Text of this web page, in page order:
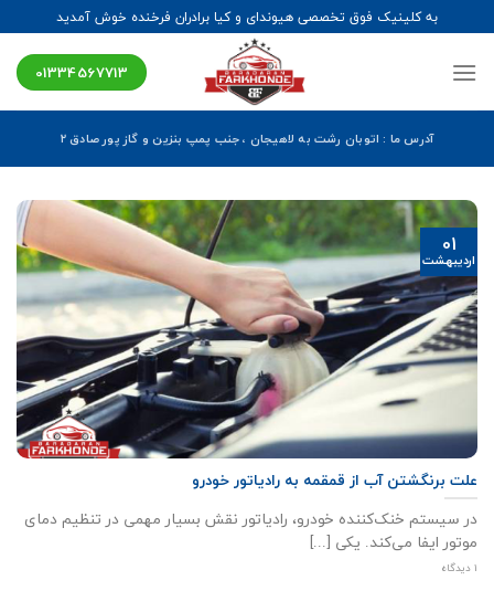
to
content
به کلینیک فوق تخصصی هیوندای و کیا برادران فرخنده خوش آمدید
01334567713
آدرس ما : اتوبان رشت به لاهیجان ، جنب پمپ بنزین و گاز پور صادق ۲
علت‌ برنگشتن آب از قمقمه به رادیاتور خودرو
در سیستم خنک‌کننده خودرو، رادیاتور نقش بسیار مهمی در تنظیم دمای
موتور ایفا می‌کند. یکی [...]
1 دیدگاه
01
اردیبهشت